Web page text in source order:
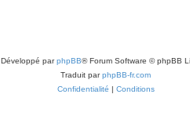
Développé parphpBB® Forum Software © phpBB
Traduit parphpBB-fr.com
Confidentialité | Conditions